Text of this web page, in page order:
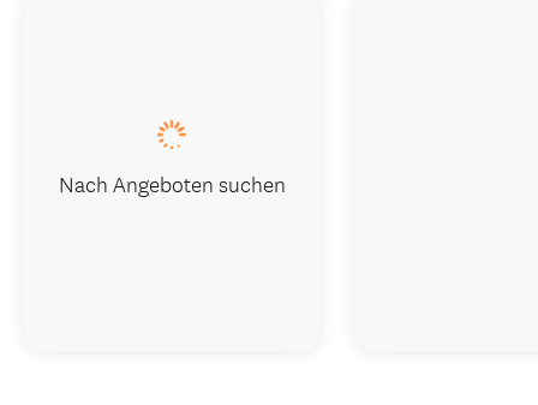
Nach Angeboten suchen